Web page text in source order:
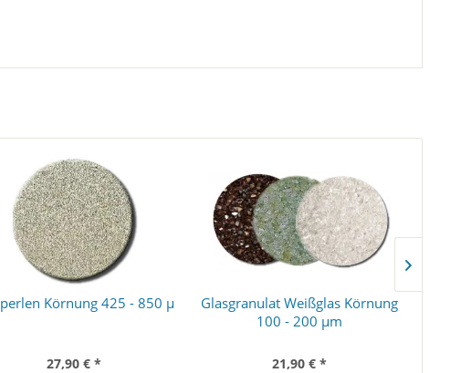
Körnung 425 - 850 µ
27,90 € *
Glasgranulat Weißglas Körnung
100 - 200 µm
21,90 € *